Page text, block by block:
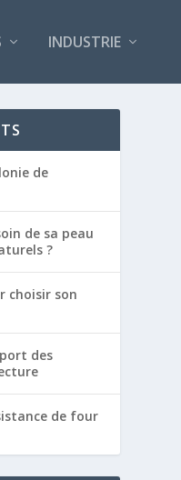
INDUSTRIE
de
de sa peau
?
choisir son
des
de four